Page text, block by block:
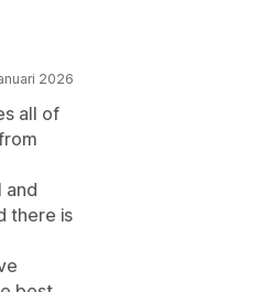
2026
all of
and
there is